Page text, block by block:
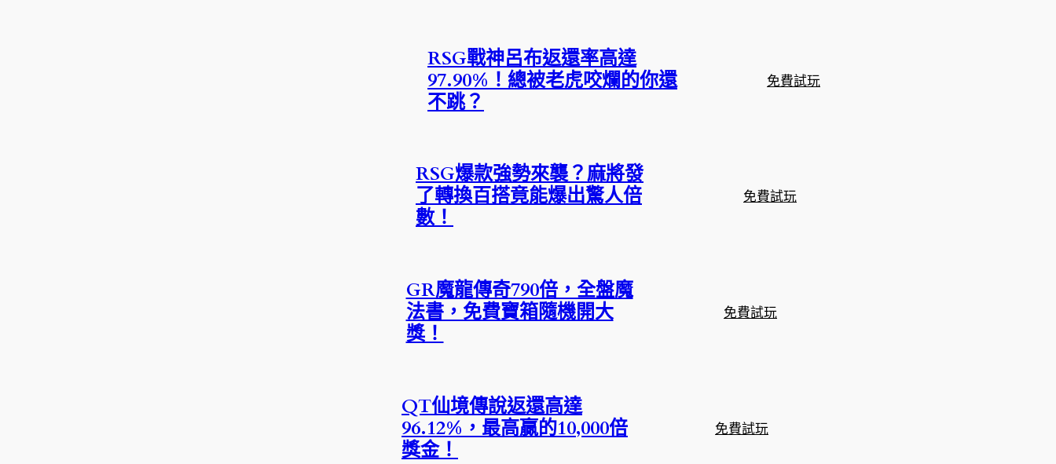
RSG戰神呂布返還率高達
97.90%！總被老虎咬爛的你還
不跳？
免費試玩
RSG爆款強勢來襲？麻將發
了轉換百搭竟能爆出驚人倍
數！
免費試玩
GR魔龍傳奇790倍，全盤魔
法書，免費寶箱隨機開大
獎！
免費試玩
QT仙境傳說返還高達
96.12%，最高贏的10,000倍
獎金！
免費試玩